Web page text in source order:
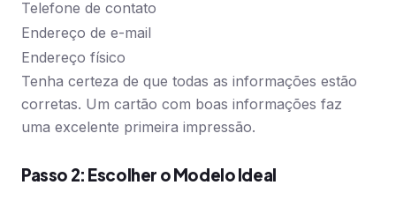
Telefone de contato
Endereço de e-mail
Endereço físico
Tenha certeza de que todas as informações estão
corretas. Um cartão com boas informações faz
uma excelente primeira impressão.
Passo 2: Escolher o Modelo Ideal